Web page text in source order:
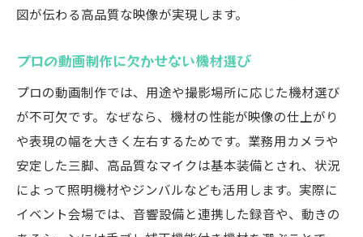
図が伝わる高品質な映像が実現します。
プロの動画制作に欠かせない機材選び
プロの動画制作では、用途や撮影場所に応じた機材選び
が不可欠です。なぜなら、機材の性能が映像の仕上がり
や表現の幅を大きく左右するためです。業務用カメラや
安定した三脚、高品質なマイクは基本装備とされ、状況
によって照明機材やジンバルなども活用します。実際に
イベント会場では、音響設備と連携した録音や、動きの